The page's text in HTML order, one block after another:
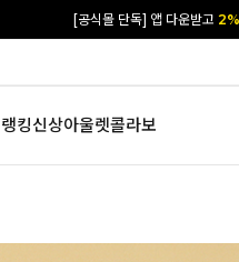
카카오 플친 추가하면1천원
랭킹신상아울렛콜라보